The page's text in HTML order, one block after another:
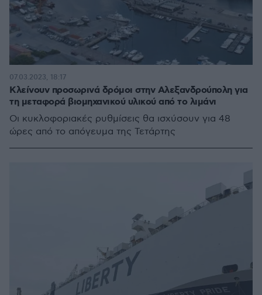
Κλείνουν προσωρινά δρόμοι στην Αλεξανδρούπολη για
τη μεταφορά βιομηχανικού υλικού από το λιμάνι
Οι κυκλοφοριακές ρυθμίσεις θα ισχύσουν για 48
ώρες από το απόγευμα της Τετάρτης
07.03.2023, 18:17